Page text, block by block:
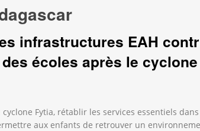
infrastructures EAH
écoles après le
Fytia, rétablir les services essentiels
aux enfants de retrouver un